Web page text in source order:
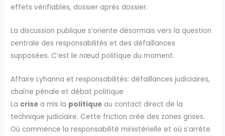
effets vérifiables, dossier après dossier.
La discussion publique s’oriente désormais vers la question
centrale des responsabilités et des défaillances
supposées. C’est le nœud politique du moment.
Affaire Lyhanna et responsabilités: défaillances judiciaires,
chaîne pénale et débat politique
La crise a mis la politique au contact direct de la
technique judiciaire. Cette friction crée des zones grises.
Où commence la responsabilité ministérielle et où s’arrête